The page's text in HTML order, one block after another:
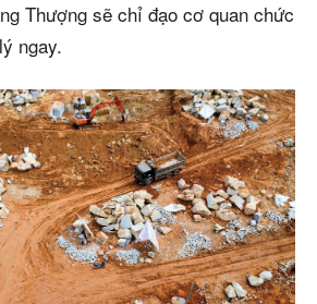
Thượng sẽ chỉ đạo cơ quan chức
ngay.